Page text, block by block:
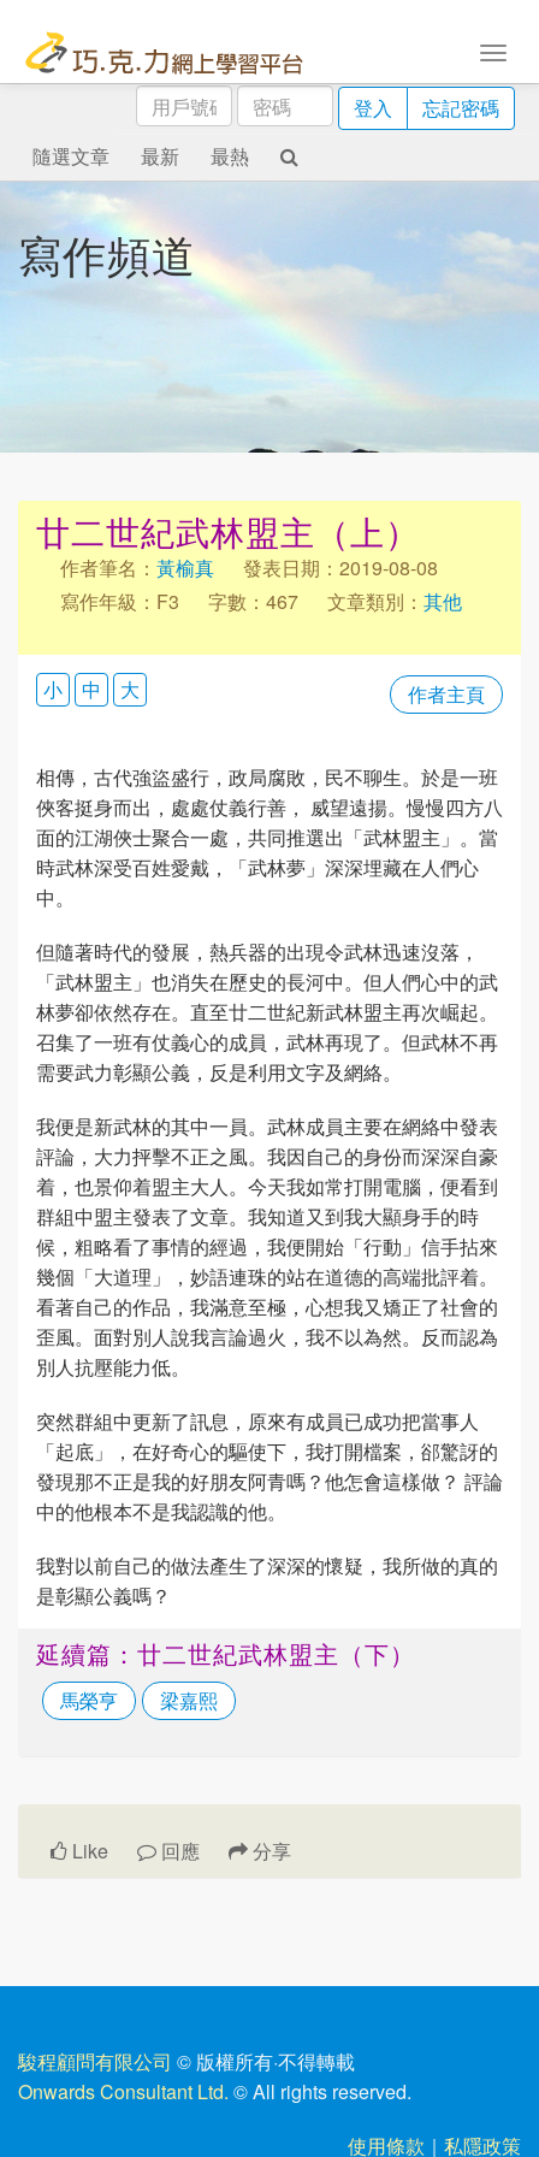
用
戶
號
碼
密
碼
登入
忘記密碼
隨選文章
最新 最熱
寫作頻道
廿二世紀武林盟主（上）
作者筆名： 黃榆真
發表日期：2019-08-08
寫作年級：F3
字數：467 文章類別： 其他
作者主頁
小 中 大
相傳，古代強盜盛行，政局腐敗，民不聊生。於是一班
俠客挺身而出，處處仗義行善， 威望遠揚。慢慢四方八
面的江湖俠士聚合一處，共同推選出「武林盟主」。當
時武林深受百姓愛戴，「武林夢」深深埋藏在人們心
中。
但隨著時代的發展，熱兵器的出現令武林迅速沒落，
「武林盟主」也消失在歷史的長河中。但人們心中的武
林夢卻依然存在。直至廿二世紀新武林盟主再次崛起。
召集了一班有仗義心的成員，武林再現了。但武林不再
需要武力彰顯公義，反是利用文字及網絡。
我便是新武林的其中一員。武林成員主要在網絡中發表
評論，大力抨擊不正之風。我因自己的身份而深深自豪
着，也景仰着盟主大人。今天我如常打開電腦，便看到
群組中盟主發表了文章。我知道又到我大顯身手的時
候，粗略看了事情的經過，我便開始「行動」信手拈來
幾個「大道理」，妙語連珠的站在道德的高端批評着。
看著自己的作品，我滿意至極，心想我又矯正了社會的
歪風。面對別人說我言論過火，我不以為然。反而認為
別人抗壓能力低。
突然群組中更新了訊息，原來有成員已成功把當事人
「起底」，在好奇心的驅使下，我打開檔案，郤驚訝的
發現那不正是我的好朋友阿青嗎？他怎會這樣做？ 評論
中的他根本不是我認識的他。
我對以前自己的做法產生了深深的懷疑，我所做的真的
是彰顯公義嗎？
延續篇：廿二世紀武林盟主（下）
馬榮亨 梁嘉熙
Like 回應 分享
駿程顧問有限公司 © 版權所有·不得轉載
Onwards Consultant Ltd. © All rights reserved.
使用條款 ｜ 私隱政策